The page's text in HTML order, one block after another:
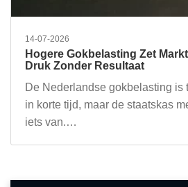
14-07-2026
Hogere Gokbelasting Zet
Druk Zonder Resultaat
De Nederlandse gokbelasting is
in korte tijd, maar de staatskas
iets van.…